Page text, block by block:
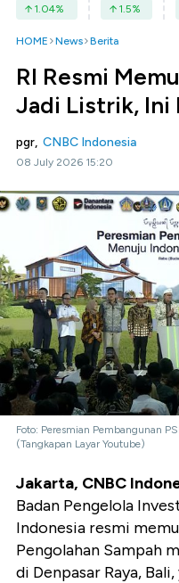
1.04% 1.5%
HOME News Berita
RI Resmi
Jadi Listrik, Ini
pgr, CNBC Indonesia
08 July 2026 15:20
Foto: Peresmian Pembangunan
(Tangkapan Layar Youtube)
Jakarta, CNBC
Badan Pengelola
Indonesia resmi
Pengolahan Sampah
di Denpasar Raya,